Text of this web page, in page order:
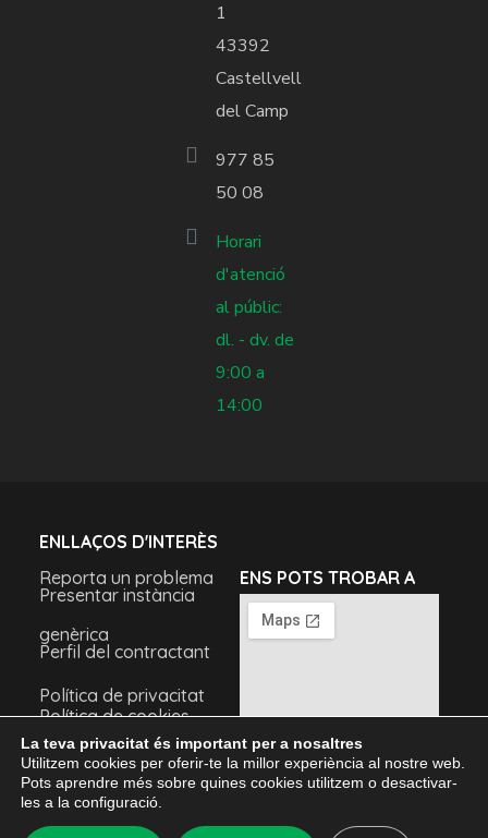
1
43392
Castellvell
del Camp
977 85
50 08
Horari
d'atenció
al públic:
dl. - dv. de
9:00 a
14:00
ENLLAÇOS D'INTERÈS
Reporta un problema
Presentar instància
genèrica
Perfil del contractant
Política de privacitat
Política de cookies
Avís legal
ENS POTS TROBAR A
La teva privacitat és important per a nosaltres
Utilitzem cookies per oferir-te la millor experiència al nostre web.
Pots aprendre més sobre quines cookies utilitzem o desactivar-
les a la configuració.